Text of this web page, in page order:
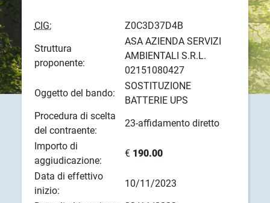
CIG:
Z0C3D37D4B
Struttura
proponente:
ASA AZIENDA SERVIZI
AMBIENTALI S.R.L.
02151080427
Oggetto del bando:
SOSTITUZIONE
BATTERIE UPS
Procedura di scelta
del contraente:
23-affidamento diretto
Importo di
aggiudicazione:
€ 190.00
Data di effettivo
inizio:
10/11/2023